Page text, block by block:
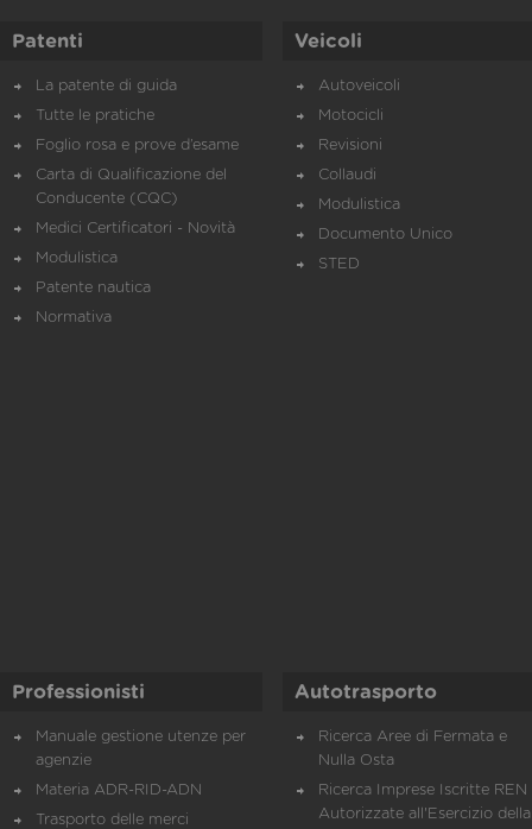
Patenti
La patente di guida
Tutte le pratiche
Foglio rosa e prove d’esame
Carta di Qualificazione del
Conducente (CQC)
Medici Certificatori - Novità
Modulistica
Patente nautica
Normativa
Veicoli
Autoveicoli
Motocicli
Revisioni
Collaudi
Modulistica
Documento Unico
STED
Professionisti
Manuale gestione utenze per
agenzie
Materia ADR-RID-ADN
Trasporto delle merci
Autotrasporto
Ricerca Aree di Fermata e
Nulla Osta
Ricerca Imprese Iscritte REN
Autorizzate all'Esercizio della